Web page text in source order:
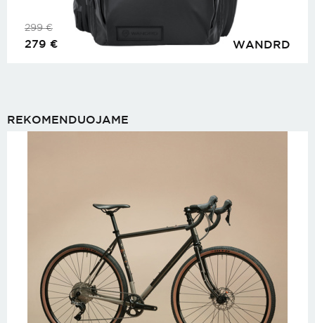
WANDRD
299€
279 €
REKOMENDUOJAME